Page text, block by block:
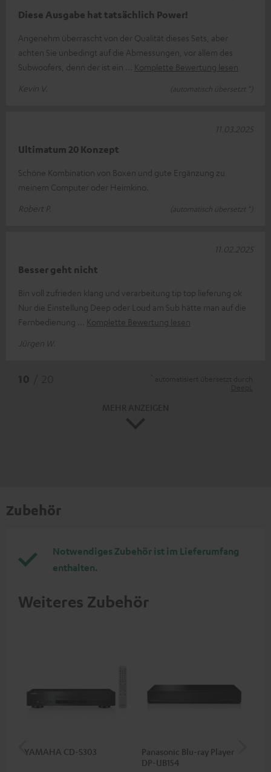
Diese Ausgabe hat tatsächlich Power!
Angenehm überrascht von der Qualität dieses Sets, aber
achten Sie unbedingt auf die Abmessungen, vor allem des
Subwoofers, denn der ist ein
Komplette Bewertung lesen
Kevin V.
(automatisch übersetzt *)
Ultimatum 20 Konzept
Schöne Kombination von Boxen und gute Ergänzung zu
meinem Computer oder Heimkino.
Robert P.
(automatisch übersetzt *)
11.03.2025
Besser geht nicht
Bin voll zufrieden klang und verarbeitung tip top lieferung ok
Nur die Einstellung Deep oder Loud am Sub hätte man auf die
Fernbedienung
Komplette Bewertung lesen
Jürgen W.
11.02.2025
Zubehör
Notwendiges Zubehör ist im Lieferumfang
enthalten.
Weiteres Zubehör
YAMAHA CD-S303
Panasonic Blu-ray Player
DP-UB154